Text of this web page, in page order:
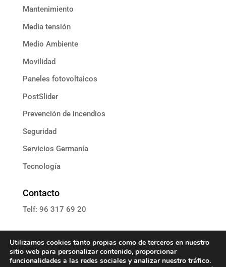
Mantenimiento
Media tensión
Medio Ambiente
Movilidad
Paneles fotovoltaicos
PostSlider
Prevención de incendios
Seguridad
Servicios Germanía
Tecnología
Contacto
Telf: 96 317 69 20
E: informacion@grupoassista.com
Utilizamos cookies tanto propias como de terceros en nuestro
sitio web para personalizar contenido, proporcionar
funcionalidades a las redes sociales y analizar nuestro tráfico.